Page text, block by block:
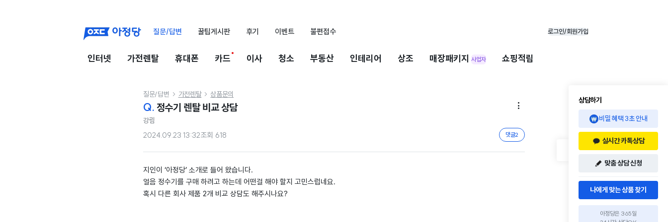
질문/답변 꿀팁게시판 후기 이벤트 불편접수 로그인/회원가입
인터넷 가전렌탈 휴대폰 카드 이사 청소 부동산 인테리어 상조 매장패키지 사업자 쇼핑적립
질문/답변  가전렌탈  상품문의
Q. 정수기 렌탈 비교 상담 
강림
2024.09.23 13:32조회 618 댓글2
지인이 ‘아정당’ 소개로 들어 왔습니다.
얼음 정수기를 구매 하려고 하는데 어떤걸 해야 할지 고민스럽네요.
혹시 다른 회사 제품 2개 비교 상담도 해주시나요?
상담하기
비밀 혜택 3초 안내
실시간 카톡상담
맞춤 상담 신청
나에게 맞는 상품 찾기
아정당은 365일